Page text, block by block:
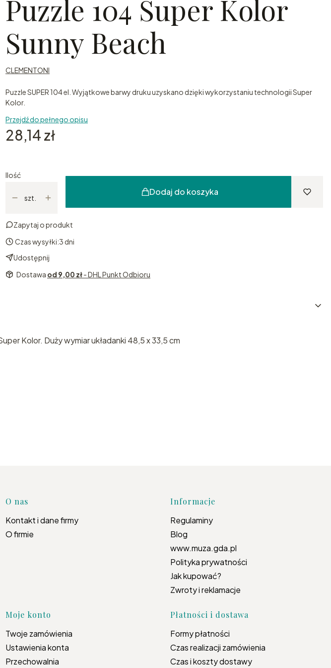
Puzzle 104 Super Kolor
Sunny Beach
CLEMENTONI
Puzzle SUPER 104 el. Wyjątkowe barwy druku uzyskano dzięki wykorzystaniu technologii Super
Kolor.
Przejdź do pełnego opisu
Cena
28,14 zł
Ilość
szt.
Dodaj do koszyka
Zapytaj o produkt
Czas wysyłki:3 dni
Udostępnij
Dostawa od 9,00 zł- DHL Punkt Odbioru
Kolor. Duży wymiar układanki 48,5 x 33,5 cm
Linki w stopce
O nas
Kontakt i dane firmy
O firmie
Informacje
Regulaminy
Blog
www.muza.gda.pl
Polityka prywatności
Jak kupować?
Zwroty i reklamacje
Moje konto
Twoje zamówienia
Ustawienia konta
Przechowalnia
Płatności i dostawa
Formy płatności
Czas realizacji zamówienia
Czas i koszty dostawy